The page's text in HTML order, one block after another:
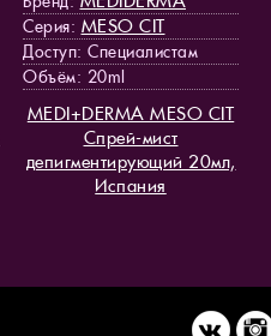
Серия: MESO СIT
Доступ: Специалистам
Объём: 20ml
MEDI+DERMA MESO СIT
Спрей-мист
депигментирующий 20мл,
Испания